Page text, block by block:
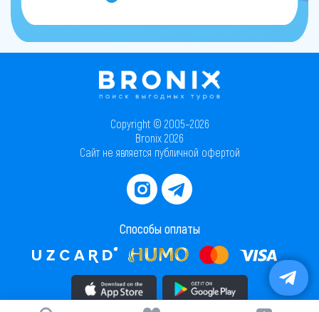
Copyright © 2005–2026
Bronix 2026
Сайт не является публичной офертой
Способы оплаты
Скачать приложение в AppStore Скачать приложение в PlayMarket